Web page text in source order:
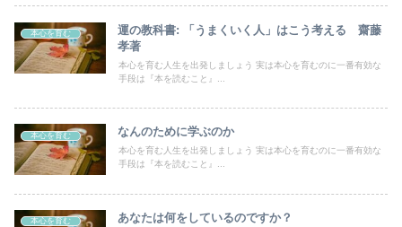
本心を育む
運の教科書: 「うまくいく人」はこう考える 齋藤
孝著
本心を育む人生を出発しましょう 実は本心を育むのに一番有効な
手段は『本を読むこと』...
本心を育む なんのために学ぶのか
本心を育む人生を出発しましょう 実は本心を育むのに一番有効な
手段は『本を読むこと』...
本心を育む あなたは何をしているのですか？